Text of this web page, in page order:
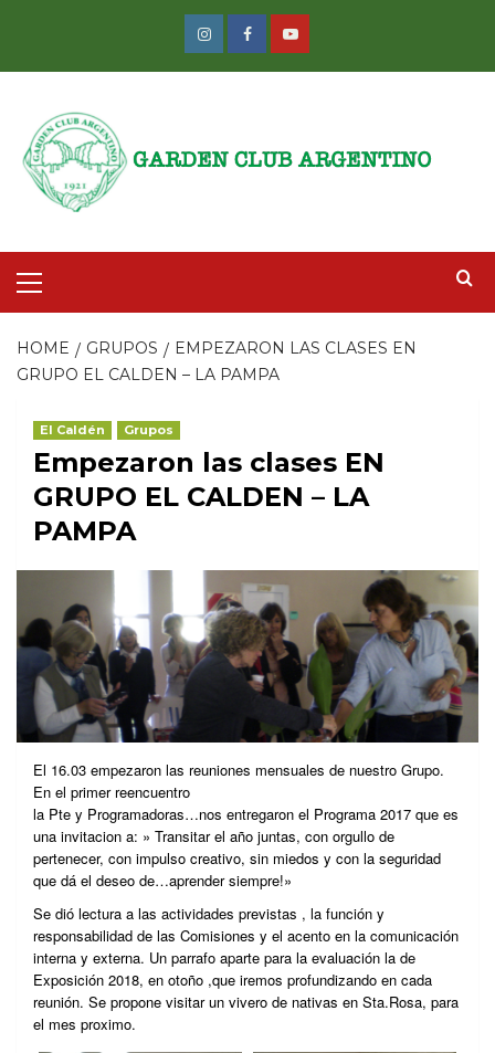
Instagram
FacebookYoutube
Menu
HOME GRUPOS
EMPEZARON LAS CLASES EN
GRUPO EL CALDEN – LA PAMPA
El Caldén Grupos
Empezaron las clases EN
GRUPO EL CALDEN – LA
PAMPA
El 16.03 empezaron las reuniones mensuales de nuestro Grupo.
En el primer reencuentro
la Pte y Programadoras…nos entregaron el Programa 2017 que es
una invitacion a: » Transitar el año juntas, con orgullo de
pertenecer, con impulso creativo, sin miedos y con la seguridad
que dá el deseo de…aprender siempre!»
Se dió lectura a las actividades previstas , la función y
responsabilidad de las Comisiones y el acento en la comunicación
interna y externa. Un parrafo aparte para la evaluación la de
Exposición 2018, en otoño ,que iremos profundizando en cada
reunión. Se propone visitar un vivero de nativas en Sta.Rosa, para
el mes proximo.